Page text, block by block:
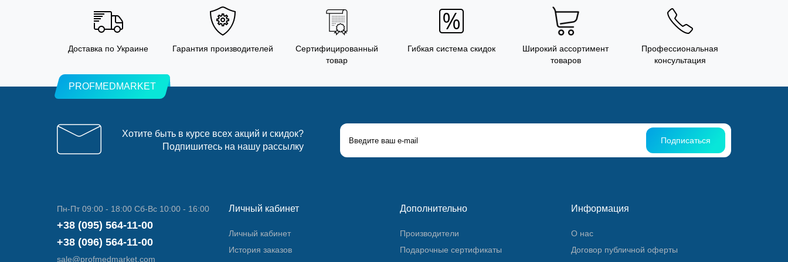
Доставка по Украине Гарантия производителей
Сертифицированный
товар
Гибкая система скидок
Широкий ассортимент
товаров
Профессиональная
консультация
PROFMEDMARKET
Хотите быть в курсе всех акций и скидок?
Подпишитесь на нашу рассылку
Подписаться
Пн-Пт 09:00 - 18:00 Сб-Вс 10:00 - 16:00
+38 (095) 564-11-00
+38 (096) 564-11-00
sale@profmedmarket.com
Личный кабинет
Личный кабинет
История заказов
Дополнительно
Производители
Подарочные сертификаты
Информация
О нас
Договор публичной оферты